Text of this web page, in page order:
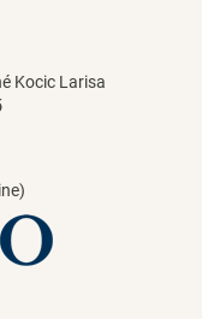
Kocic Larisa